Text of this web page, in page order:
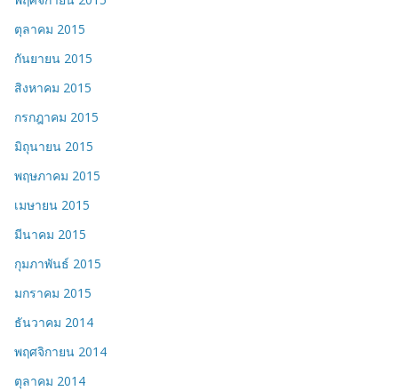
ตุลาคม 2015
กันยายน 2015
สิงหาคม 2015
กรกฎาคม 2015
มิถุนายน 2015
พฤษภาคม 2015
เมษายน 2015
มีนาคม 2015
กุมภาพันธ์ 2015
มกราคม 2015
ธันวาคม 2014
พฤศจิกายน 2014
ตุลาคม 2014